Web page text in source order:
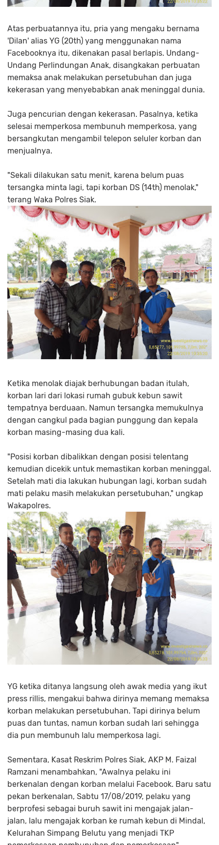
Atas perbuatannya itu, pria yang mengaku bernama
'Dilan' alias YG (20th) yang menggunakan nama
Facebooknya itu, dikenakan pasal berlapis. Undang-
Undang Perlindungan Anak, disangkakan perbuatan
memaksa anak melakukan persetubuhan dan juga
kekerasan yang menyebabkan anak meninggal dunia.
Juga pencurian dengan kekerasan. Pasalnya, ketika
selesai memperkosa membunuh memperkosa, yang
bersangkutan mengambil telepon seluler korban dan
menjualnya.
"Sekali dilakukan satu menit, karena belum puas
tersangka minta lagi, tapi korban DS (14th) menolak,"
terang Waka Polres Siak.
Ketika menolak diajak berhubungan badan itulah,
korban lari dari lokasi rumah gubuk kebun sawit
tempatnya berduaan. Namun tersangka memukulnya
dengan cangkul pada bagian punggung dan kepala
korban masing-masing dua kali.
"Posisi korban dibalikkan dengan posisi telentang
kemudian dicekik untuk memastikan korban meninggal.
Setelah mati dia lakukan hubungan lagi, korban sudah
mati pelaku masih melakukan persetubuhan," ungkap
Wakapolres.
YG ketika ditanya langsung oleh awak media yang ikut
press rillis, mengakui bahwa dirinya memang memaksa
korban melakukan persetubuhan. Tapi dirinya belum
puas dan tuntas, namun korban sudah lari sehingga
dia pun membunuh lalu memperkosa lagi.
Sementara, Kasat Reskrim Polres Siak, AKP M. Faizal
Ramzani menambahkan, "Awalnya pelaku ini
berkenalan dengan korban melalui Facebook. Baru satu
pekan berkenalan, Sabtu 17/08/2019, pelaku yang
berprofesi sebagai buruh sawit ini mengajak jalan-
jalan, lalu mengajak korban ke rumah kebun di Mindal,
Kelurahan Simpang Belutu yang menjadi TKP